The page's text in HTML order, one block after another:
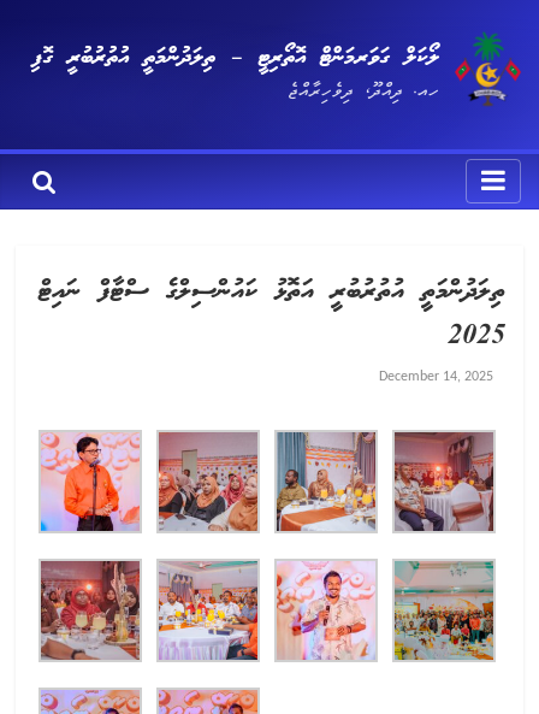
ލޯކަލް ގަވަރމަންޓް އޮތޯރިޓީ – ތިލަދުންމަތީ އުތުރުބުރީ ގޮފި
ހއ. ދިއްދޫ، ދިވެހިރާއްޖެ
ތިލަދުންމަތީ އުތުރުބުރީ އަތޮޅު ކައުންސިލްގެ ސްޓާފް ނައިޓް
2025
December 14, 2025